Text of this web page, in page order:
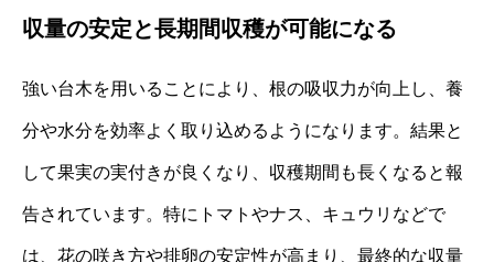
収量の安定と長期間収穫が可能になる
強い台木を用いることにより、根の吸収力が向上し、養
分や水分を効率よく取り込めるようになります。結果と
して果実の実付きが良くなり、収穫期間も長くなると報
告されています。特にトマトやナス、キュウリなどで
は、花の咲き方や排卵の安定性が高まり、最終的な収量